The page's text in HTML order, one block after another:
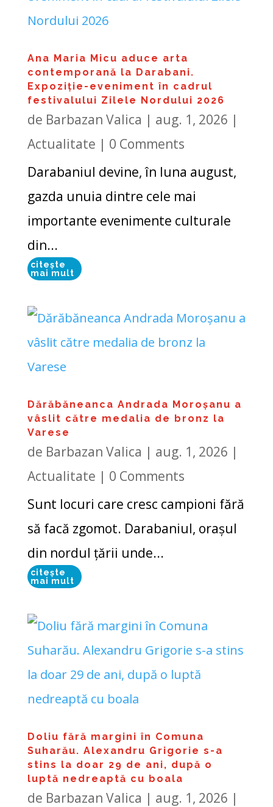
Ana Maria Micu aduce arta
contemporană la Darabani.
Expoziție-eveniment în cadrul
festivalului Zilele Nordului 2026
de Barbazan Valica | aug. 1, 2026 |
Actualitate | 0 Comments
Darabaniul devine, în luna august,
gazda unuia dintre cele mai
importante evenimente culturale
din...
citește
mai mult
Dărăbăneanca Andrada Moroșanu a
vâslit către medalia de bronz la
Varese
de Barbazan Valica | aug. 1, 2026 |
Actualitate | 0 Comments
Sunt locuri care cresc campioni fără
să facă zgomot. Darabaniul, orașul
din nordul țării unde...
citește
mai mult
Doliu fără margini în Comuna
Suharău. Alexandru Grigorie s-a
stins la doar 29 de ani, după o
luptă nedreaptă cu boala
de Barbazan Valica | aug. 1, 2026 |